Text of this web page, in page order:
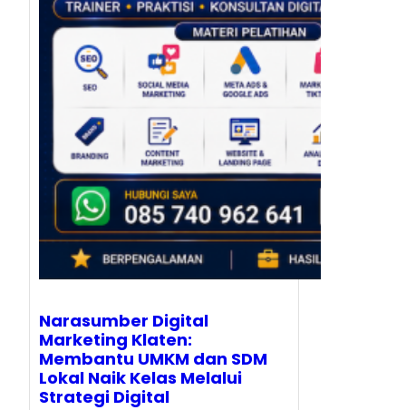
Narasumber Digital
Marketing Klaten:
Membantu UMKM dan SDM
Lokal Naik Kelas Melalui
Strategi Digital